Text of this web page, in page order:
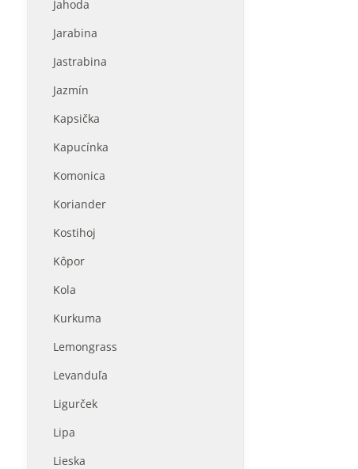
Jahoda
Jarabina
Jastrabina
Jazmín
Kapsička
Kapucínka
Komonica
Koriander
Kostihoj
Kôpor
Kola
Kurkuma
Lemongrass
Levanduľa
Ligurček
Lipa
Lieska